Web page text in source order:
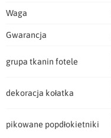
Waga
Gwarancja
grupa tkanin fotele
dekoracja kołatka
pikowane popdłokietniki